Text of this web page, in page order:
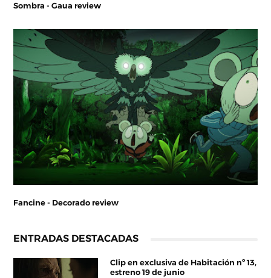
Sombra - Gaua review
Fancine - Decorado review
ENTRADAS DESTACADAS
Clip en exclusiva de Habitación nº 13,
estreno 19 de junio